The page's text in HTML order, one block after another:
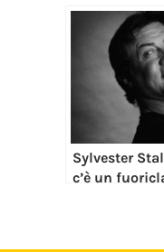
Sylvester
c’è un